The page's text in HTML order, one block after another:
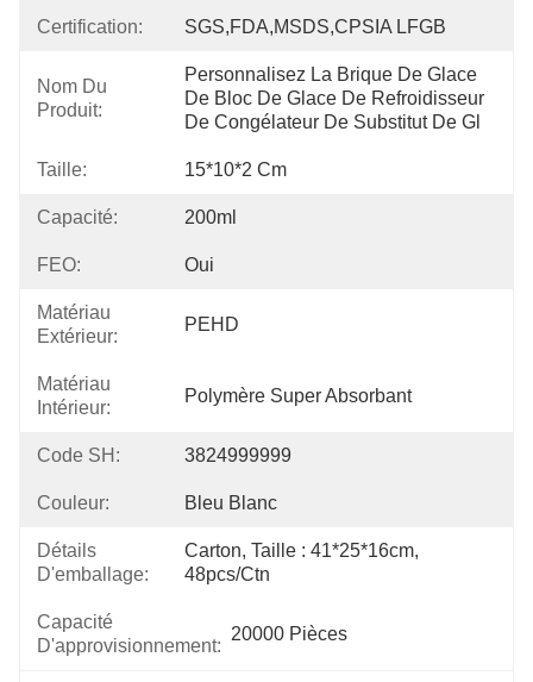
Certification: SGS,FDA,MSDS,CPSIA LFGB
Nom Du
Produit:
Personnalisez La Brique De Glace
De Bloc De Glace De Refroidisseur
De Congélateur De Substitut De Gl
Taille: 15*10*2 Cm
Capacité: 200ml
FEO: Oui
Matériau
Extérieur:
PEHD
Matériau
Intérieur:
Polymère Super Absorbant
Code SH: 3824999999
Couleur: Bleu Blanc
Détails
D'emballage:
Carton, Taille : 41*25*16cm,
48pcs/ctn
Capacité
D'approvisionnement:
20000 Pièces